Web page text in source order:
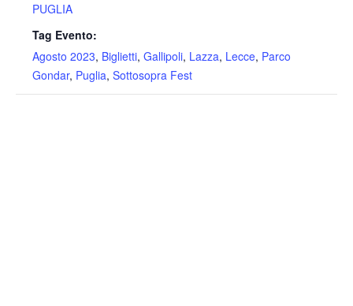
PUGLIA
Tag Evento:
Agosto 2023, Biglietti, Gallipoli, Lazza, Lecce, Parco
Gondar, Puglia, Sottosopra Fest